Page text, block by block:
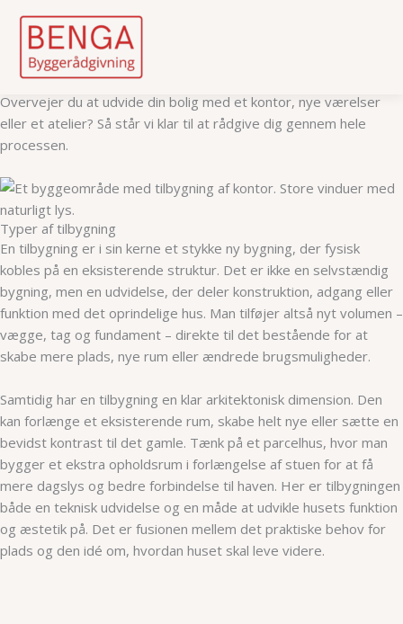
Skip
to
content
Tilbygning
Overvejer du at udvide din bolig med et kontor, nye værelser
eller et atelier? Så står vi klar til at rådgive dig gennem hele
processen.
Typer af tilbygning
En tilbygning er i sin kerne et stykke ny bygning, der fysisk
kobles på en eksisterende struktur. Det er ikke en selvstændig
bygning, men en udvidelse, der deler konstruktion, adgang eller
funktion med det oprindelige hus. Man tilføjer altså nyt volumen –
vægge, tag og fundament – direkte til det bestående for at
skabe mere plads, nye rum eller ændrede brugsmuligheder.
Samtidig har en tilbygning en klar arkitektonisk dimension. Den
kan forlænge et eksisterende rum, skabe helt nye eller sætte en
bevidst kontrast til det gamle. Tænk på et parcelhus, hvor man
bygger et ekstra opholdsrum i forlængelse af stuen for at få
mere dagslys og bedre forbindelse til haven. Her er tilbygningen
både en teknisk udvidelse og en måde at udvikle husets funktion
og æstetik på. Det er fusionen mellem det praktiske behov for
plads og den idé om, hvordan huset skal leve videre.